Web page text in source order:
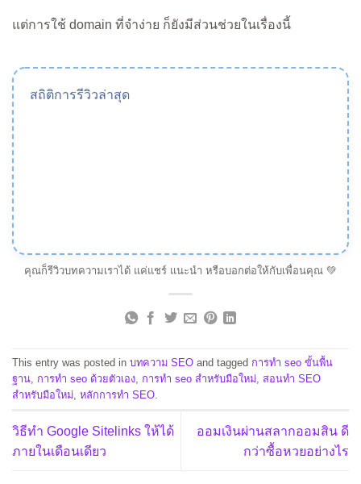
แต่การใช้ domain ที่จำง่าย ก็ยังมีส่วนช่วยในเรื่องนี้
สถิติการรีวิวล่าสุด
คุณก็รีวิวบทความเราได้ แค่แชร์ แนะนำ หรือบอกต่อให้กับเพื่อนคุณ 💚
This entry was posted in บทความ SEO and tagged การทำ seo ขั้นพื้น
ฐาน การทำ seo ด้วยตัวเอง การทำ seo สำหรับมือใหม่ สอนทำ SEO
สำหรับมือใหม่ หลักการทำ SEO
วิธีทำ Google Sitelinks ให้ได้
ภายในเดือนเดียว
ออมเงินผ่านสลากออมสิน ดี
กว่าซื้อหวยอย่างไร